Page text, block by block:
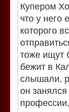
Купером
что у него
которого
тоже ищут
бежит в
слышали,
он